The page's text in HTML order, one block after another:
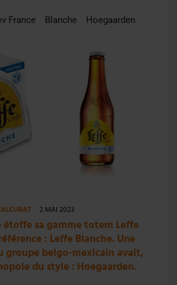
France Blanche
Hoegaarden
2 MAI 2023
étoffe sa gamme totem Leffe
: Leffe Blanche. Une
groupe belgo-mexicain avait,
du style : Hoegaarden.